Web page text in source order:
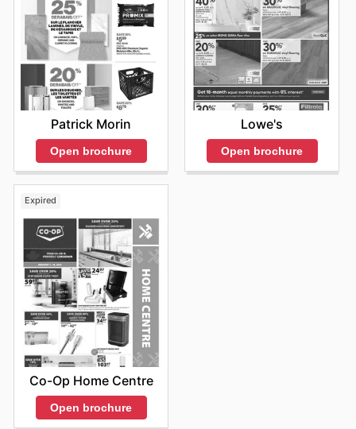
durabilité de leurs constructions.
Stay up to date with McMunn & Yates Building
Supplies's weekly ads and enjoy exclusive savings
every day.
Patrick Morin
Open brochure
Lowe's
Open brochure
Expired
Co-Op Home Centre
Open brochure